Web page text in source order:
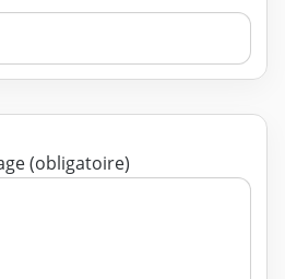
Texte de votre message (obligatoire)